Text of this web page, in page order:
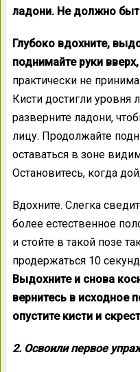
ладони. Не должно
Глубоко вдохните,
поднимайте руки
практически не
Кисти достигли уровня
разверните ладони,
лицу. Продолжайте
оставаться в зоне
Остановитесь, когда
Вдохните. Слегка
более естественное
и стойте в такой позе
продержаться 10
Выдохните и снова
вернитесь в исходное
опустите кисти и
2. Освоили первое